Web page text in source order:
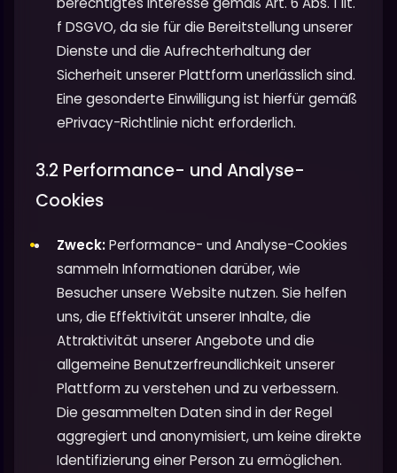
f DSGVO, da sie für die Bereitstellung unserer
Dienste und die Aufrechterhaltung der
Sicherheit unserer Plattform unerlässlich sind.
Eine gesonderte Einwilligung ist hierfür gemäß
ePrivacy-Richtlinie nicht erforderlich.
3.2 Performance- und Analyse-
Cookies
Zweck:Performance- und Analyse-Cookies
sammeln Informationen darüber, wie
Besucher unsere Website nutzen. Sie helfen
uns, die Effektivität unserer Inhalte, die
Attraktivität unserer Angebote und die
allgemeine Benutzerfreundlichkeit unserer
Plattform zu verstehen und zu verbessern.
Die gesammelten Daten sind in der Regel
aggregiert und anonymisiert, um keine direkte
Identifizierung einer Person zu ermöglichen.